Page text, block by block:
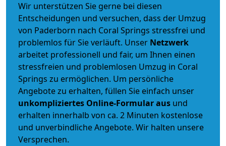
Wir unterstützen Sie gerne bei diesen
Entscheidungen und versuchen, dass der Umzug
von Paderborn nach Coral Springs stressfrei und
problemlos für Sie verläuft. Unser Netzwerk
arbeitet professionell und fair, um Ihnen einen
stressfreien und problemlosen Umzug in Coral
Springs zu ermöglichen. Um persönliche
Angebote zu erhalten, füllen Sie einfach unser
unkompliziertes Online-Formular aus und
erhalten innerhalb von ca. 2 Minuten kostenlose
und unverbindliche Angebote. Wir halten unsere
Versprechen.